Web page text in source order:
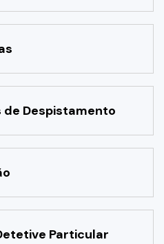
de Despistamento
Particular